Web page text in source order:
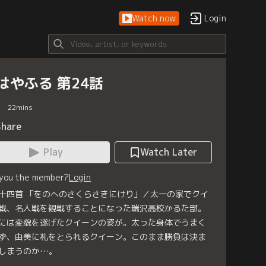
Watch now Login
やふる 第24話
22mins
Play
Watch Later
the member?Login
四首 「をのへのさくらさきにけり」／太一の家でクイ
、名人戦を観戦することになった瑞沢高校かるた部。
は変貌を遂げたクイーンの姿が。太った身体でうまく
、由美に札をとられるクイーン。このまま勝負は決ま
まうのか…。